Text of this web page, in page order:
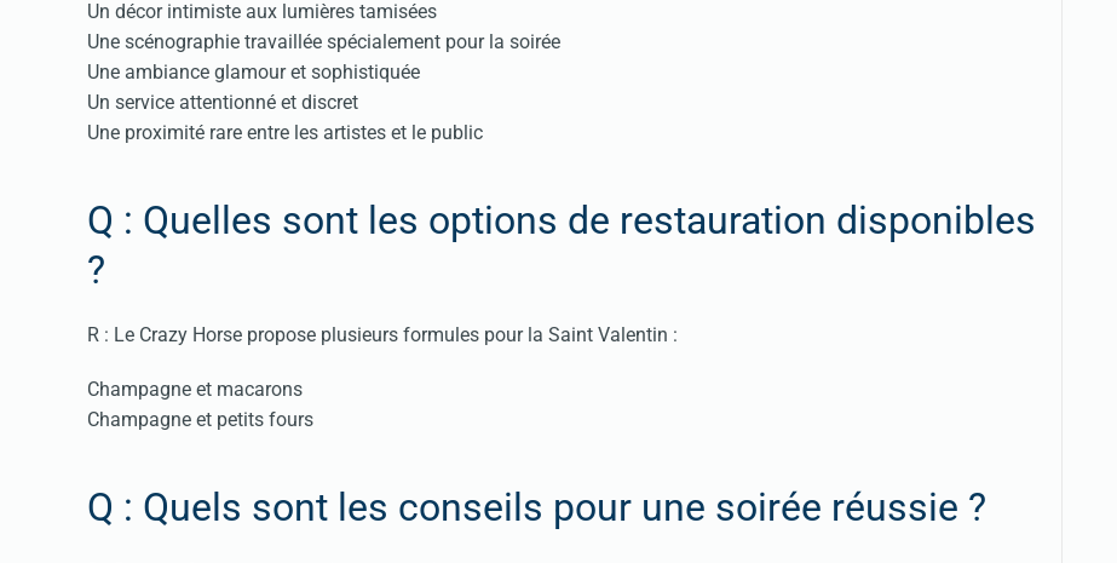
Un décor intimiste aux lumières tamisées
Une scénographie travaillée spécialement pour la soirée
Une ambiance glamour et sophistiquée
Un service attentionné et discret
Une proximité rare entre les artistes et le public
Q : Quelles sont les options de restauration disponibles
?
R : Le Crazy Horse propose plusieurs formules pour la Saint Valentin :
Champagne et macarons
Champagne et petits fours
Q : Quels sont les conseils pour une soirée réussie ?